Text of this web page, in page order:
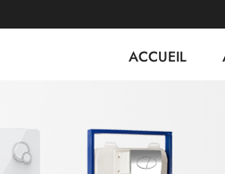
ACCUEIL